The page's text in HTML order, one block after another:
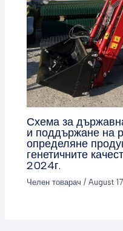
Схема за
и поддържане на
определяне
генетичните
2024г.
Челен товарач /August